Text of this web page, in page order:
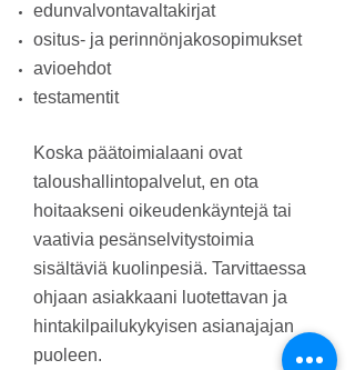
edunvalvontavaltakirjat
ositus- ja perinnönjakosopimukset
avioehdot
testamentit
Koska päätoimialaani ovat
taloushallintopalvelut, en ota
hoitaakseni oikeudenkäyntejä tai
vaativia pesänselvitystoimia
sisältäviä kuolinpesiä. Tarvittaessa
ohjaan asiakkaani luotettavan ja
hintakilpailukykyisen asianajajan
puoleen.